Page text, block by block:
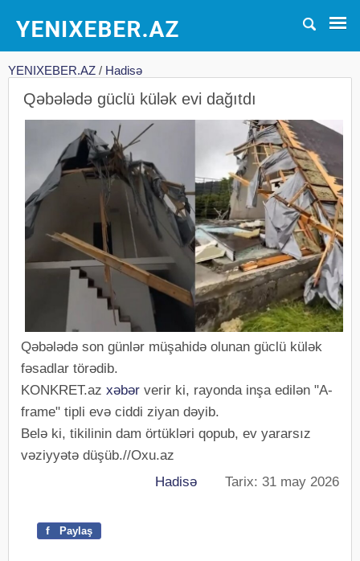
YENIXEBER.AZ / Hadisə
Qəbələdə güclü külək evi dağıtdı
Qəbələdə son günlər müşahidə olunan güclü külək
fəsadlar törədib.
KONKRET.az xəbər verir ki, rayonda inşa edilən "A-
frame" tipli evə ciddi ziyan dəyib.
Belə ki, tikilinin dam örtükləri qopub, ev yararsız
vəziyyətə düşüb.//Oxu.az
Hadisə Tarix: 31 may 2026
f Paylaş